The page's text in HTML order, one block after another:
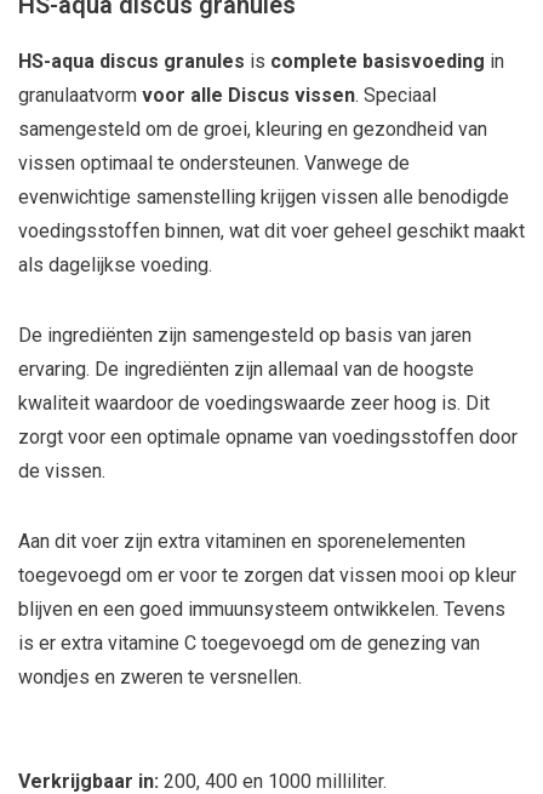
HS-aqua discus granules is complete basisvoeding in
granulaatvorm voor alle Discus vissen. Speciaal
samengesteld om de groei, kleuring en gezondheid van
vissen optimaal te ondersteunen. Vanwege de
evenwichtige samenstelling krijgen vissen alle benodigde
voedingsstoffen binnen, wat dit voer geheel geschikt maakt
als dagelijkse voeding.
De ingrediënten zijn samengesteld op basis van jaren
ervaring. De ingrediënten zijn allemaal van de hoogste
kwaliteit waardoor de voedingswaarde zeer hoog is. Dit
zorgt voor een optimale opname van voedingsstoffen door
de vissen.
Aan dit voer zijn extra vitaminen en sporenelementen
toegevoegd om er voor te zorgen dat vissen mooi op kleur
blijven en een goed immuunsysteem ontwikkelen. Tevens
is er extra vitamine C toegevoegd om de genezing van
wondjes en zweren te versnellen.
Verkrijgbaar in: 200, 400 en 1000 milliliter.